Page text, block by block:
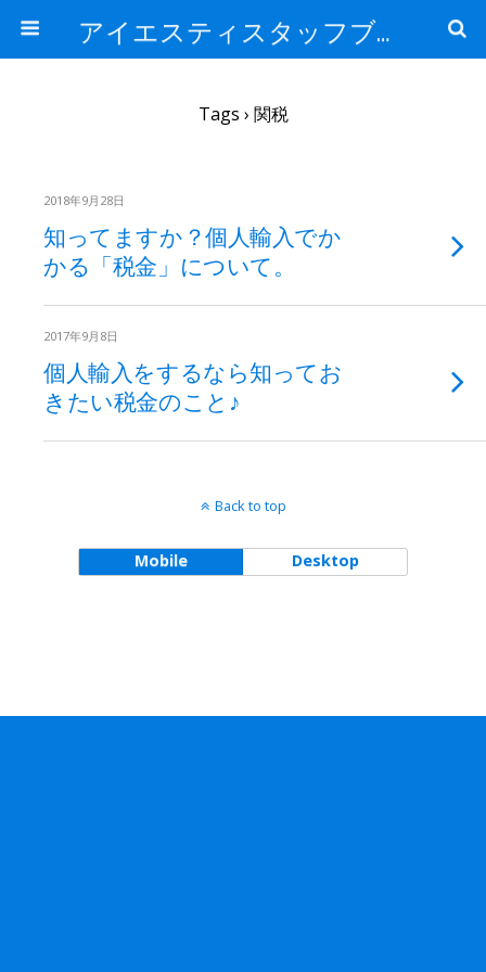
アイエスティスタッフブログ
Tags › 関税
2018年9月28日
知ってますか？個人輸入でか
かる「税金」について。
2017年9月8日
個人輸入をするなら知ってお
きたい税金のこと♪
Back to top
Mobile Desktop